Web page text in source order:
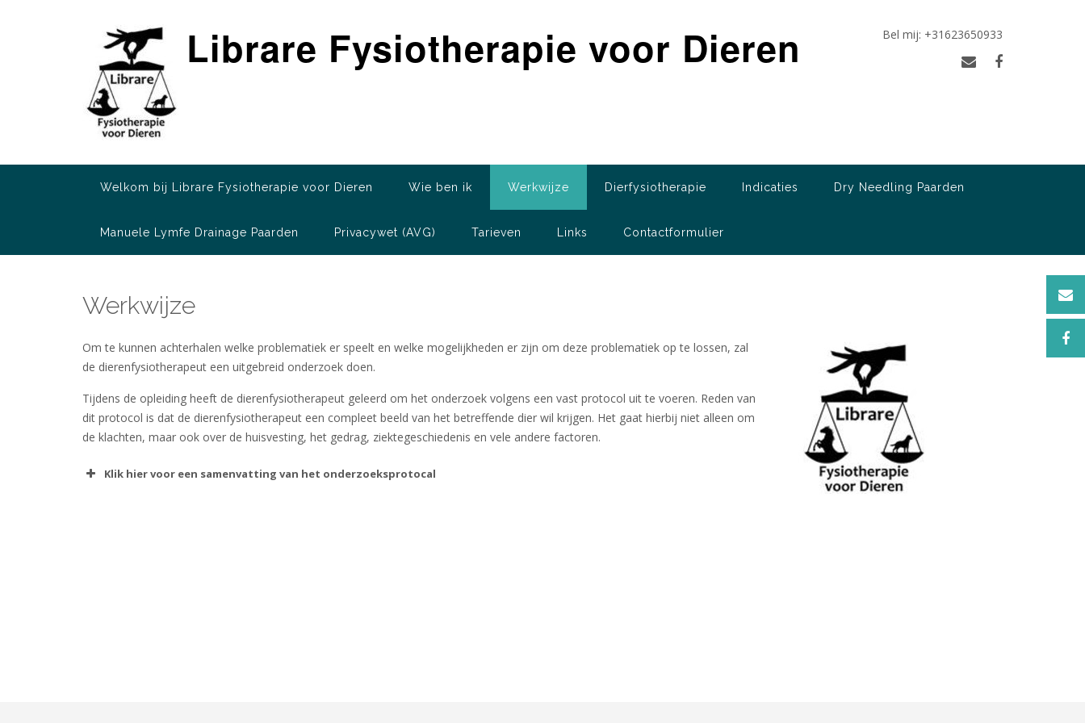
Librare Fysiotherapie voor Dieren Bel mij: +31623650933
Welkom bij Librare Fysiotherapie voor Dieren Wie ben ik Werkwijze Dierfysiotherapie Indicaties Dry Needling Paarden
Manuele Lymfe Drainage Paarden Privacywet (AVG) Tarieven Links Contactformulier
Werkwijze
Om te kunnen achterhalen welke problematiek er speelt en welke mogelijkheden er zijn om deze problematiek op te lossen, zal
de dierenfysiotherapeut een uitgebreid onderzoek doen.
Tijdens de opleiding heeft de dierenfysiotherapeut geleerd om het onderzoek volgens een vast protocol uit te voeren. Reden van
dit protocol is dat de dierenfysiotherapeut een compleet beeld van het betreffende dier wil krijgen. Het gaat hierbij niet alleen om
de klachten, maar ook over de huisvesting, het gedrag, ziektegeschiedenis en vele andere factoren.
Klik hier voor een samenvatting van het onderzoeksprotocal